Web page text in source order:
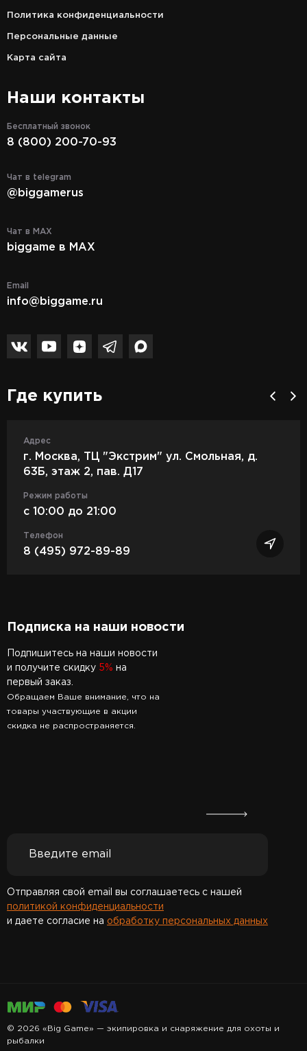
Политика конфиденциальности
Персональные данные
Карта сайта
Наши контакты
Бесплатный звонок
8 (800) 200-70-93
Чат в telegram
@biggamerus
Чат в MAX
biggame в MAX
Email
info@biggame.ru
Где купить
Адрес
г. Москва, ТЦ "Экстрим" ул. Смольная, д.
63Б, этаж 2, пав. Д17
Режим работы
c 10:00 до 21:00
Телефон
8 (495) 972-89-89
Подписка на наши новости
Подпишитесь на наши новости
и получите скидку 5% на
первый заказ.
Обращаем Ваше внимание, что на
товары участвующие в акции
скидка не распространяется.
Отправляя свой email вы соглашаетесь с нашей
политикой конфиденциальности
и даете согласие на обработку персональных данных
© 2026 «Big Game» — экипировка и снаряжение для охоты и
рыбалки